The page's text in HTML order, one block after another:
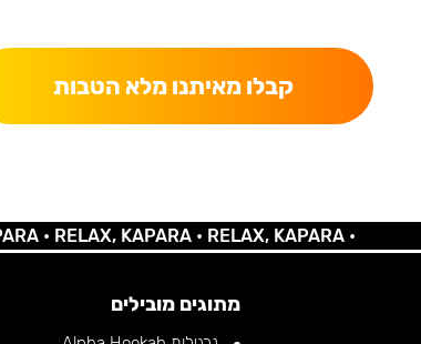
קבלו מאיתנו מלא הטבות
RELAX, KAPARA •RELAX, KAPARA •
מתוגים מובילים